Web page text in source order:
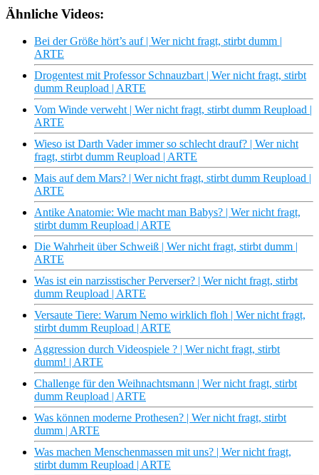
Ähnliche Videos:
Bei der Größe hört’s auf | Wer nicht fragt, stirbt dumm |
ARTE
Drogentest mit Professor Schnauzbart | Wer nicht fragt, stirbt
dumm Reupload | ARTE
Vom Winde verweht | Wer nicht fragt, stirbt dumm Reupload |
ARTE
Wieso ist Darth Vader immer so schlecht drauf? | Wer nicht
fragt, stirbt dumm Reupload | ARTE
Mais auf dem Mars? | Wer nicht fragt, stirbt dumm Reupload |
ARTE
Antike Anatomie: Wie macht man Babys? | Wer nicht fragt,
stirbt dumm Reupload | ARTE
Die Wahrheit über Schweiß | Wer nicht fragt, stirbt dumm |
ARTE
Was ist ein narzisstischer Perverser? | Wer nicht fragt, stirbt
dumm Reupload | ARTE
Versaute Tiere: Warum Nemo wirklich floh | Wer nicht fragt,
stirbt dumm Reupload | ARTE
Aggression durch Videospiele ? | Wer nicht fragt, stirbt
dumm! | ARTE
Challenge für den Weihnachtsmann | Wer nicht fragt, stirbt
dumm Reupload | ARTE
Was können moderne Prothesen? | Wer nicht fragt, stirbt
dumm | ARTE
Was machen Menschenmassen mit uns? | Wer nicht fragt,
stirbt dumm Reupload | ARTE